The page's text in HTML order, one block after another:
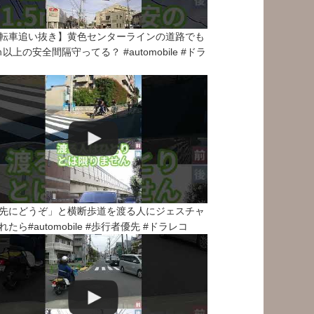
車追い抜き】黄色センターラインの道路でも
以上の安全間隔守ってる？ #automobile #ドラ
にどうぞ」と横断歩道を渡る人にジェスチャ
たら#automobile #歩行者優先 #ドラレコ